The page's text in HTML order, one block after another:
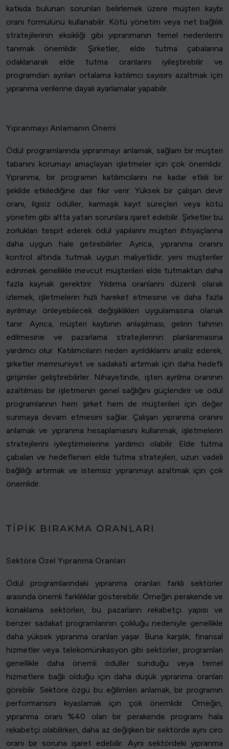
katkıda bulunan sorunları belirlemek üzere müşteri kaybı
oranı formülünü kullanabilir. Kötü yönetim veya net bağlılık
stratejilerinin eksikliği gibi yıpranmanın temel nedenlerini
tanımak önemlidir. Şirketler, elde tutma çabalarına
odaklanarak elde tutma oranlarını iyileştirebilir ve
programdan ayrılan ortalama katılımcı sayısını azaltmak için
yıpranma verilerine dayalı ayarlamalar yapabilir.
Yıpranmayı Anlamanın Önemi
Ödül programlarında yıpranmayı anlamak, sağlam bir müşteri
tabanını korumayı amaçlayan işletmeler için çok önemlidir.
Yıpranma, bir programın katılımcılarını ne kadar etkili bir
şekilde etkilediğine dair fikir verir. Yüksek bir çalışan devir
oranı, ilgisiz ödüller, karmaşık kayıt süreçleri veya kötü
yönetim gibi altta yatan sorunlara işaret edebilir. Şirketler bu
zorlukları tespit ederek ödül yapılarını müşteri ihtiyaçlarına
daha uygun hale getirebilirler. Ayrıca, yıpranma oranını
kontrol altında tutmak uygun maliyetlidir; yeni müşteriler
edinmek genellikle mevcut müşterileri elde tutmaktan daha
fazla kaynak gerektirir. Yıldırma oranlarını düzenli olarak
izlemek, işletmelerin hızlı hareket etmesine ve daha fazla
ayrılmayı önleyebilecek değişiklikleri uygulamasına olanak
tanır. Ayrıca, müşteri kaybının anlaşılması, gelirin tahmin
edilmesine ve pazarlama stratejilerinin planlanmasına
yardımcı olur. Katılımcıların neden ayrıldıklarını analiz ederek,
şirketler memnuniyet ve sadakati artırmak için daha hedefli
girişimler geliştirebilirler. Nihayetinde, işten ayrılma oranının
azaltılması bir işletmenin genel sağlığını güçlendirir ve ödül
programlarının hem şirket hem de müşterileri için değer
sunmaya devam etmesini sağlar. Çalışan yıpranma oranını
anlamak ve yıpranma hesaplamasını kullanmak, işletmelerin
stratejilerini iyileştirmelerine yardımcı olabilir. Elde tutma
çabaları ve hedeflenen elde tutma stratejileri, uzun vadeli
bağlılığı artırmak ve istemsiz yıpranmayı azaltmak için çok
önemlidir.
TIPIK BIRAKMA ORANLARI
Sektöre Özel Yıpranma Oranları
Ödül programlarındaki yıpranma oranları farklı sektörler
arasında önemli farklılıklar gösterebilir. Örneğin perakende ve
konaklama sektörleri, bu pazarların rekabetçi yapısı ve
benzer sadakat programlarının çokluğu nedeniyle genellikle
daha yüksek yıpranma oranları yaşar. Buna karşılık, finansal
hizmetler veya telekomünikasyon gibi sektörler, programları
genellikle daha önemli ödüller sunduğu veya temel
hizmetlere bağlı olduğu için daha düşük yıpranma oranları
görebilir. Sektöre özgü bu eğilimleri anlamak, bir programın
performansını kıyaslamak için çok önemlidir. Örneğin,
yıpranma oranı %40 olan bir perakende programı hala
rekabetçi olabilirken, daha az değişken bir sektörde aynı ciro
oranı bir soruna işaret edebilir. Aynı sektördeki yıpranma